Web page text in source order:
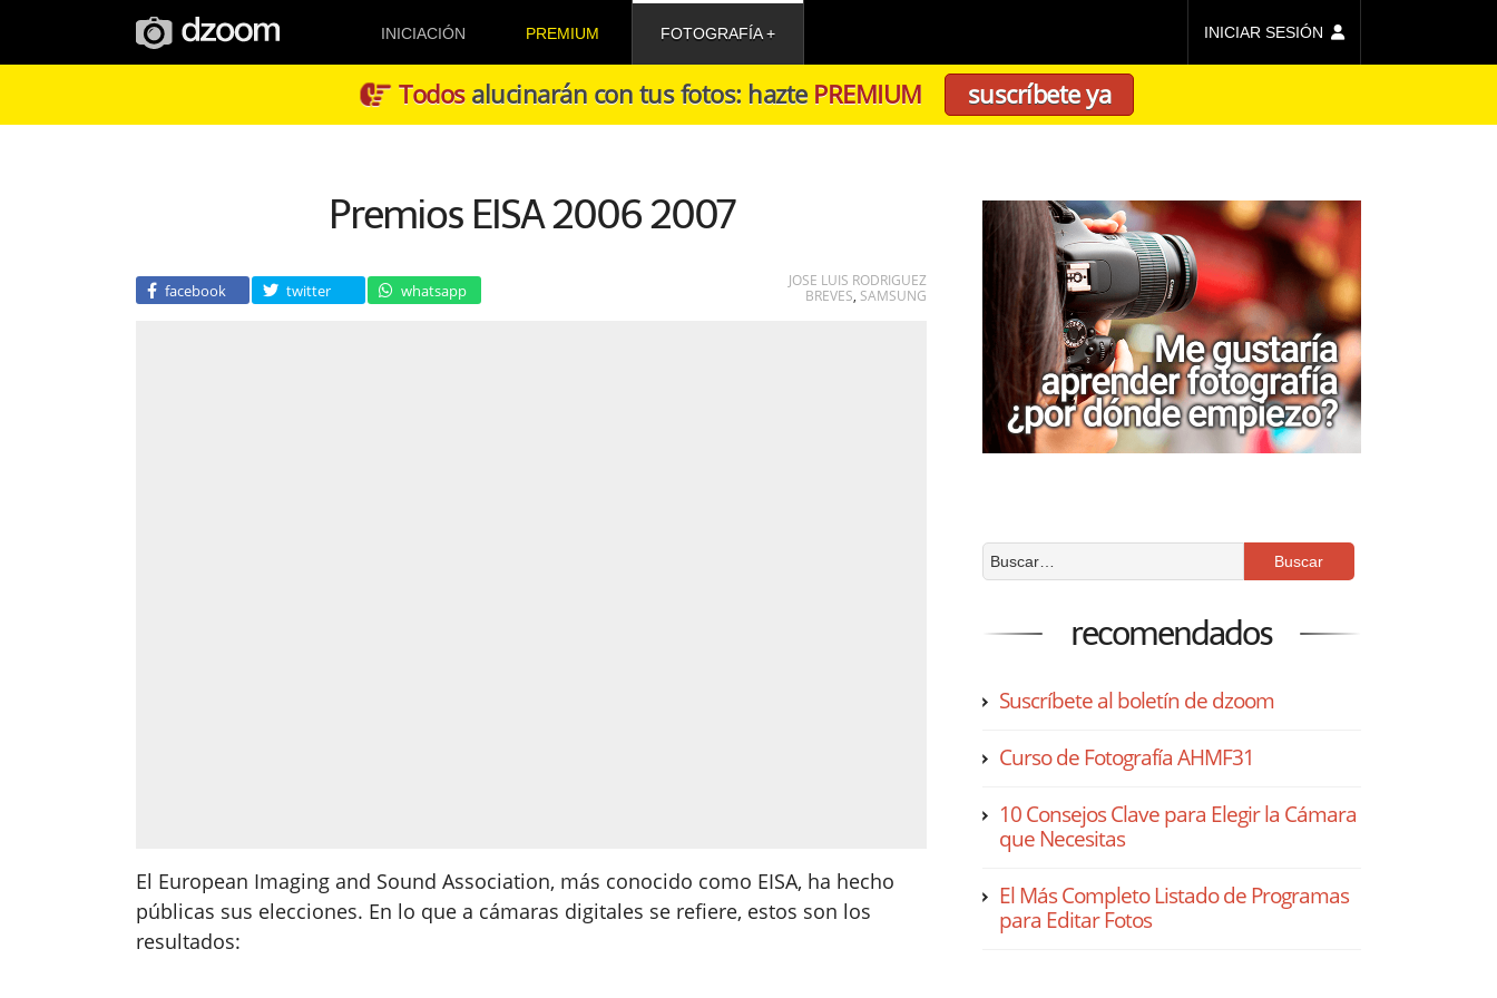
INICIACIÓN PREMIUM FOTOGRAFÍA INICIAR SESIÓN
Todosalucinarán con tus fotos: hazte PREMIUM suscríbete ya
Premios EISA 2006 2007
facebook twitter whatsapp
JOSE LUIS RODRIGUEZ
BREVES, SAMSUNG
El European Imaging and Sound Association, más conocido como EISA, ha hecho
públicas sus elecciones. En lo que a cámaras digitales se refiere, estos son los
resultados:
recomendados
Suscríbete al boletín de dzoom
Curso de Fotografía AHMF31
10 Consejos Clave para Elegir la Cámara
que Necesitas
El Más Completo Listado de Programas
para Editar Fotos